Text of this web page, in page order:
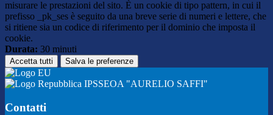
misurare le prestazioni del sito. È un cookie di tipo pattern, in cui il
prefisso _pk_ses è seguito da una breve serie di numeri e lettere, che
si ritiene sia un codice di riferimento per il dominio che imposta il
cookie.
Durata: 30 minuti
Accetta tutti Salva le preferenze
IPSSEOA "AURELIO SAFFI"
Contatti